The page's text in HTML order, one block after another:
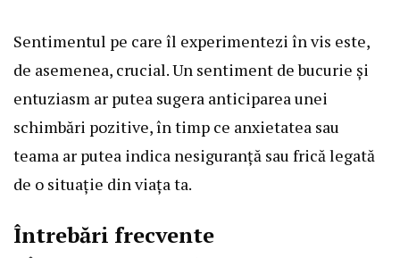
Sentimentul pe care îl experimentezi în vis este,
de asemenea, crucial. Un sentiment de bucurie și
entuziasm ar putea sugera anticiparea unei
schimbări pozitive, în timp ce anxietatea sau
teama ar putea indica nesiguranță sau frică legată
de o situație din viața ta.
Întrebări frecvente